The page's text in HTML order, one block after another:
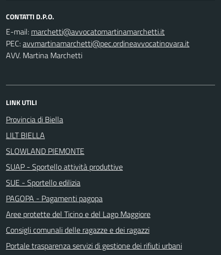
CONTATTI D.P.O.
E-mail:
PEC:
AVV. Martina Marchetti
LINK UTILI
Provincia di Biella
LILT BIELLA
SLOWLAND PIEMONTE
SUAP - Sportello attività produttive
SUE - Sportello edilizia
PAGOPA - Pagamenti pagopa
Aree protette del Ticino e del Lago Maggiore
Consigli comunali delle ragazze e dei ragazzi
Portale trasparenza servizi di gestione dei rifiuti urbani